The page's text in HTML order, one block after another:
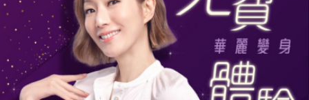
我已閱讀並同意有關 條款細則 以及隱私政
策。